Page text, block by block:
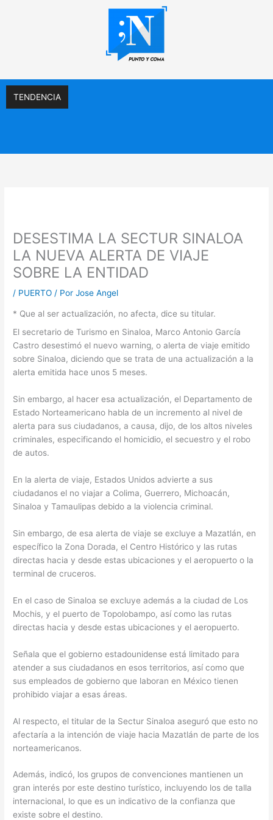
TENDENCIA
DESESTIMA LA SECTUR SINALOA
LA NUEVA ALERTA DE VIAJE
SOBRE LA ENTIDAD
/ PUERTO / PorJose Angel
* Que al ser actualización, no afecta, dice su titular.
El secretario de Turismo en Sinaloa, Marco Antonio García
Castro desestimó el nuevo warning, o alerta de viaje emitido
sobre Sinaloa, diciendo que se trata de una actualización a la
alerta emitida hace unos 5 meses.
Sin embargo, al hacer esa actualización, el Departamento de
Estado Norteamericano habla de un incremento al nivel de
alerta para sus ciudadanos, a causa, dijo, de los altos niveles
criminales, especificando el homicidio, el secuestro y el robo
de autos.
En la alerta de viaje, Estados Unidos advierte a sus
ciudadanos el no viajar a Colima, Guerrero, Michoacán,
Sinaloa y Tamaulipas debido a la violencia criminal.
Sin embargo, de esa alerta de viaje se excluye a Mazatlán, en
específico la Zona Dorada, el Centro Histórico y las rutas
directas hacia y desde estas ubicaciones y el aeropuerto o la
terminal de cruceros.
En el caso de Sinaloa se excluye además a la ciudad de Los
Mochis, y el puerto de Topolobampo, así como las rutas
directas hacia y desde estas ubicaciones y el aeropuerto.
Señala que el gobierno estadounidense está limitado para
atender a sus ciudadanos en esos territorios, así como que
sus empleados de gobierno que laboran en México tienen
prohibido viajar a esas áreas.
Al respecto, el titular de la Sectur Sinaloa aseguró que esto no
afectaría a la intención de viaje hacia Mazatlán de parte de los
norteamericanos.
Además, indicó, los grupos de convenciones mantienen un
gran interés por este destino turístico, incluyendo los de talla
internacional, lo que es un indicativo de la confianza que
existe sobre el destino.